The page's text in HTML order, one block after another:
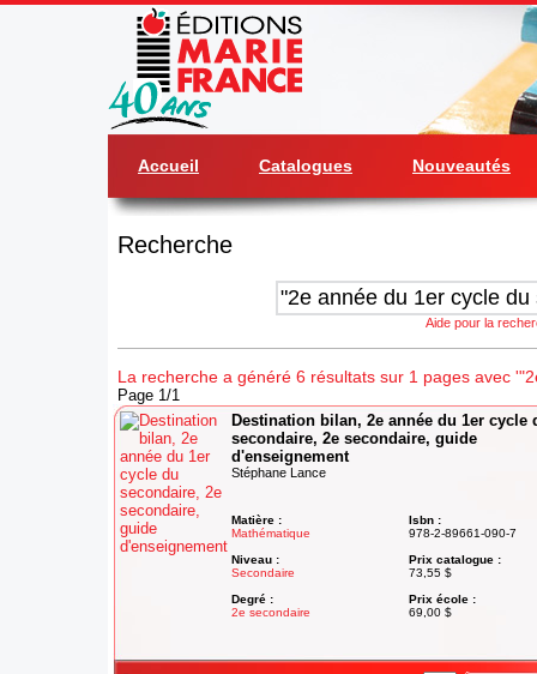
Accueil Catalogues Nouveautés
Recherche
Aide pour la
La recherche a généré 6 résultats sur 1 pages avec
Page 1/1
Destination bilan, 2e année du 1er cycle
secondaire, 2e secondaire, guide
d'enseignement
Stéphane Lance
Matière :
Mathématique
Niveau :
Secondaire
Degré :
2e secondaire
Isbn :
978-2-89661-090-7
Prix catalogue :
73,55 $
Prix école :
69,00 $